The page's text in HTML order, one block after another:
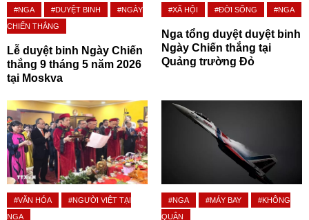
#NGA #DUYỆT BINH
#NGÀY
CHIẾN THẮNG
Lễ duyệt binh Ngày Chiến
thắng 9 tháng 5 năm 2026
tại Moskva
#XÃ HỘI #ĐỜI SỐNG #NGA
Nga tổng duyệt duyệt binh
Ngày Chiến thắng tại
Quảng trường Đỏ
#VĂN HÓA
#NGƯỜI VIỆT TẠI
NGA
#NGA #MÁY BAY
#KHÔNG
QUÂN